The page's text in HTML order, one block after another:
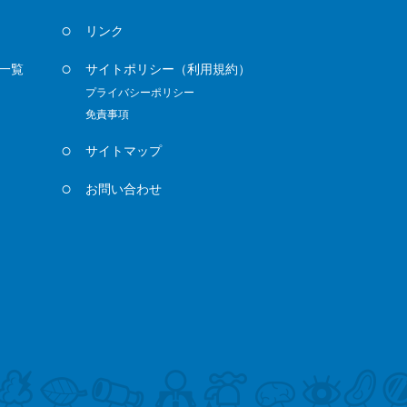
覧
リンク
サイトポリシー （利用規約）
プライバシーポリシー
免責事項
サイトマップ
お問い合わせ